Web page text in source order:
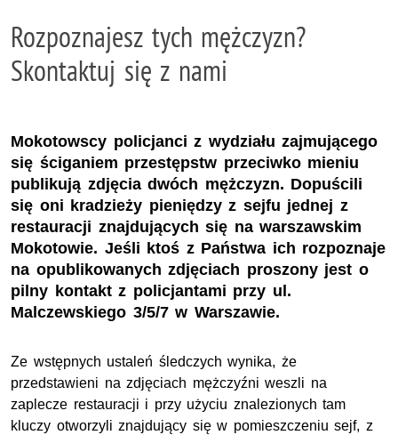
Rozpoznajesz tych mężczyzn?
Skontaktuj się z nami
Mokotowscy policjanci z wydziału zajmującego
się ściganiem przestępstw przeciwko mieniu
publikują zdjęcia dwóch mężczyzn. Dopuścili
się oni kradzieży pieniędzy z sejfu jednej z
restauracji znajdujących się na warszawskim
Mokotowie. Jeśli ktoś z Państwa ich rozpoznaje
na opublikowanych zdjęciach proszony jest o
pilny kontakt z policjantami przy ul.
Malczewskiego 3/5/7 w Warszawie.
Ze wstępnych ustaleń śledczych wynika, że
przedstawieni na zdjęciach mężczyźni weszli na
zaplecze restauracji i przy użyciu znalezionych tam
kluczy otworzyli znajdujący się w pomieszczeniu sejf, z